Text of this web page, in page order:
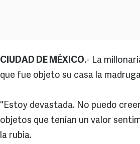
CIUDAD DE MÉXICO.- La
que fue objeto su casa la
"Estoy devastada. No puedo
objetos que tenían un valor
la rubia.